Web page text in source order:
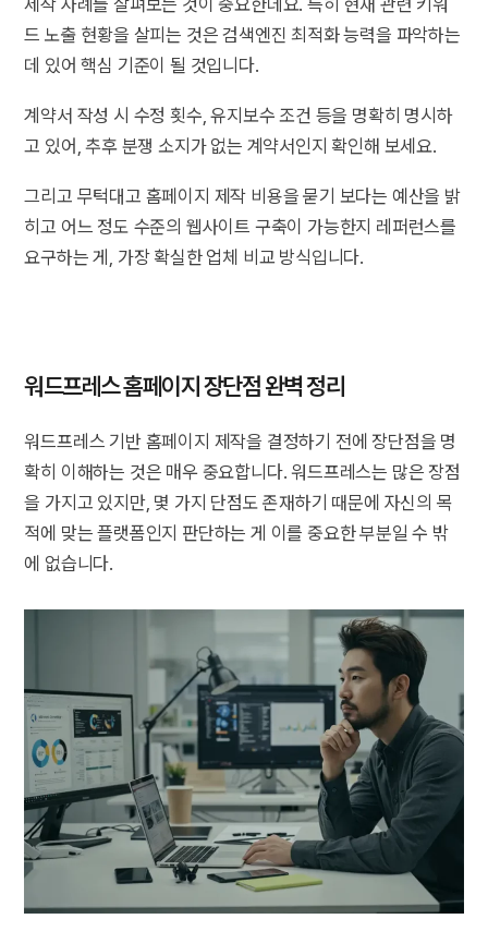
드 노출 현황을 살피는 것은 검색엔진 최적화 능력을 파악하는
데 있어 핵심 기준이 될 것입니다.
계약서 작성 시 수정 횟수, 유지보수 조건 등을 명확히 명시하
고 있어, 추후 분쟁 소지가 없는 계약서인지 확인해 보세요.
그리고 무턱대고 홈페이지 제작 비용을 묻기 보다는 예산을 밝
히고 어느 정도 수준의 웹사이트 구축이 가능한지 레퍼런스를
요구하는 게, 가장 확실한 업체 비교 방식입니다.
워드프레스 홈페이지 장단점 완벽 정리
워드프레스 기반 홈페이지 제작을 결정하기 전에 장단점을 명
확히 이해하는 것은 매우 중요합니다. 워드프레스는 많은 장점
을 가지고 있지만, 몇 가지 단점도 존재하기 때문에 자신의 목
적에 맞는 플랫폼인지 판단하는 게 이를 중요한 부분일 수 밖
에 없습니다.